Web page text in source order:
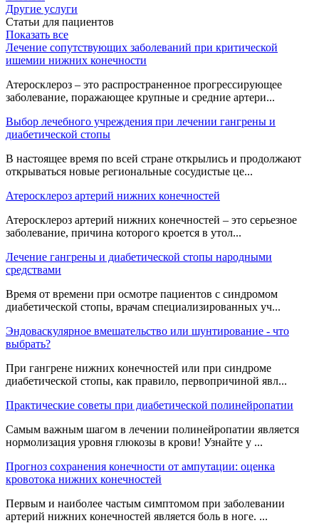
Другие услуги
Статьи для пациентов
Показать все
Лечение сопутствующих заболеваний при критической
ишемии нижних конечности
Атеросклероз – это распространенное прогрессирующее
заболевание, поражающее крупные и средние артери...
Выбор лечебного учреждения при лечении гангрены и
диабетической стопы
В настоящее время по всей стране открылись и продолжают
открываться новые региональные сосудистые це...
Атеросклероз артерий нижних конечностей
Атеросклероз артерий нижних конечностей – это серьезное
заболевание, причина которого кроется в утол...
Лечение гангрены и диабетической стопы народными
средствами
Время от времени при осмотре пациентов с синдромом
диабетической стопы, врачам специализированных уч...
Эндоваскулярное вмешательство или шунтирование - что
выбрать?
При гангрене нижних конечностей или при синдроме
диабетической стопы, как правило, первопричиной явл...
Практические советы при диабетической полинейропатии
Самым важным шагом в лечении полинейропатии является
нормолизация уровня глюкозы в крови! Узнайте у ...
Прогноз сохранения конечности от ампутации: оценка
кровотока нижних конечностей
Первым и наиболее частым симптомом при заболевании
артерий нижних конечностей является боль в ноге. ...